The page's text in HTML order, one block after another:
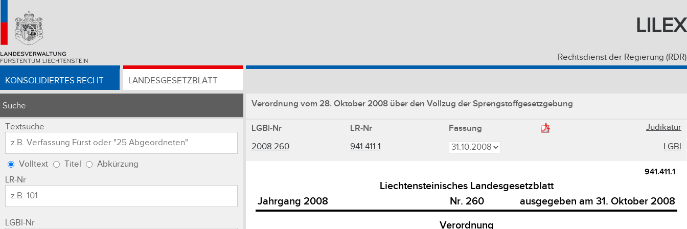
LILEX
Rechtsdienst der Regierung (RDR)
KONSOLIDIERTES RECHT LANDESGESETZBLATT
Suche
Textsuche
Volltext Titel
Abkürzung
LR-Nr
LGBl-Nr
Verordnung vom 28. Oktober 2008 über den Vollzug der Sprengstoffgesetzgebung
LGBl-Nr LR-Nr Fassung
Judikatur
2008.260
941.411.1 LGBl